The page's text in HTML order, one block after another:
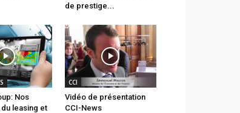
de prestige...
Nos
leasing et
CCI
Vidéo de présentation
CCI-News